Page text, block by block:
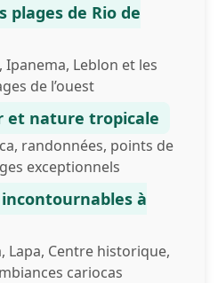
plages de Rio de
Ipanema, Leblon et les
de l’ouest
et nature tropicale
randonnées, points de
exceptionnels
à
Lapa, Centre historique,
cariocas